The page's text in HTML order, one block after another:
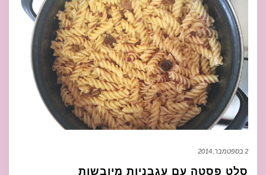
2 בספטמבר, 2014
סלט פסטה עם עגבניות מיובשות